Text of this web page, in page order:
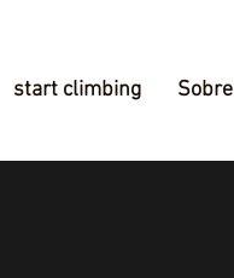
start climbing Sobre